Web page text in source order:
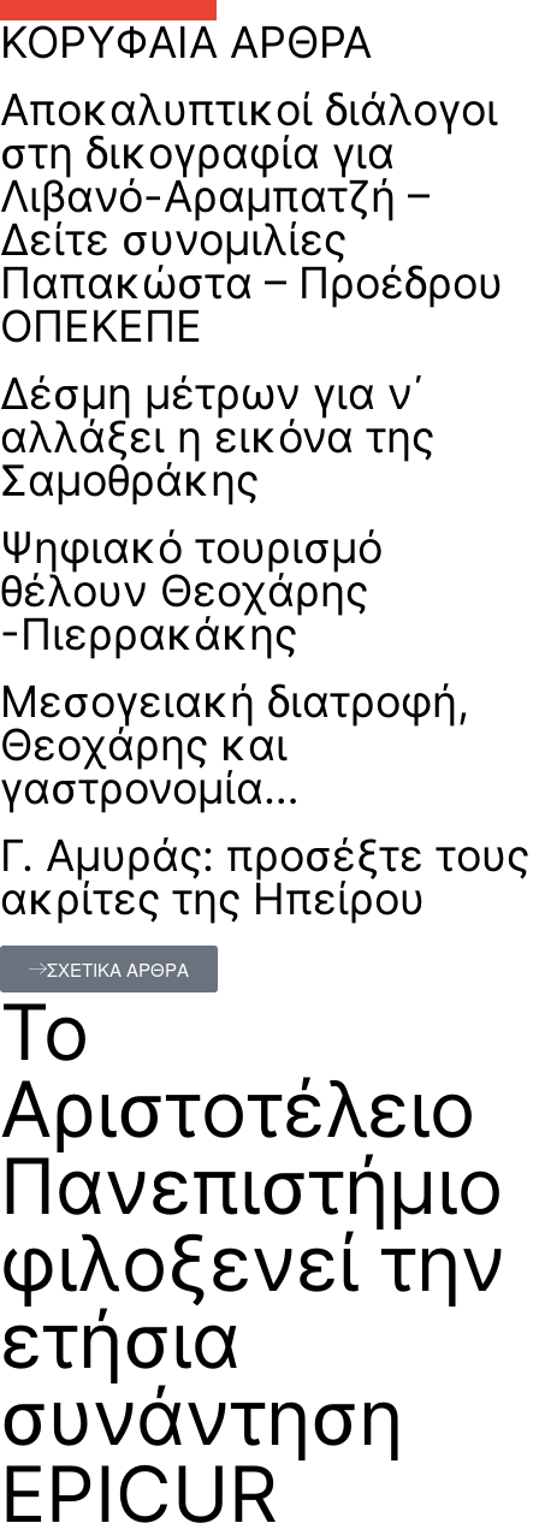
ΚΟΡΥΦΑΙΑ ΑΡΘΡΑ
Αποκαλυπτικοί διάλογοι
στη δικογραφία για
Λιβανό-Αραμπατζή –
Δείτε συνομιλίες
Παπακώστα – Προέδρου
ΟΠΕΚΕΠΕ
Δέσμη μέτρων για ν΄
αλλάξει η εικόνα της
Σαμοθράκης
Ψηφιακό τουρισμό
θέλουν Θεοχάρης
-Πιερρακάκης
Μεσογειακή διατροφή,
Θεοχάρης και
γαστρονομία…
Γ. Αμυράς: προσέξτε τους
ακρίτες της Ηπείρου
ΣΧΕΤΙΚΑ ΑΡΘΡΑ
Το
Αριστοτέλειο
Πανεπιστήμιο
φιλοξενεί την
ετήσια
συνάντηση
EPICUR